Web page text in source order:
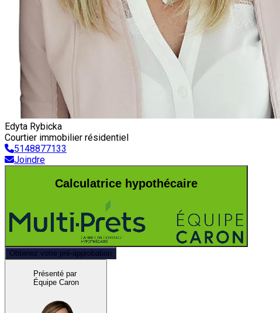
Edyta Rybicka
Courtier immobilier résidentiel
5148877133
Joindre
Calculatrice hypothécaire
Obtenez votre pré-approbation
Présenté par
Équipe Caron